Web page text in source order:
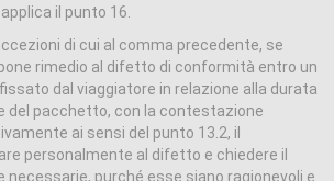
il punto 16.
di cui al comma precedente, se
rimedio al difetto di conformità entro un
dal viaggiatore in relazione alla durata
del pacchetto, con la contestazione
ai sensi del punto 13.2, il
personalmente al difetto e chiedere il
necessarie, purché esse siano ragionevoli e